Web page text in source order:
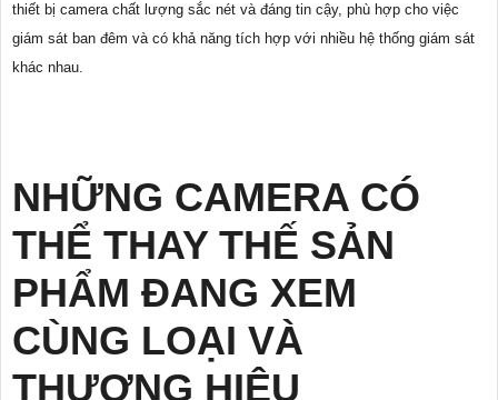
thiết bị camera chất lượng sắc nét và đáng tin cậy, phù hợp cho việc
giám sát ban đêm và có khả năng tích hợp với nhiều hệ thống giám sát
khác nhau.
NHỮNG CAMERA CÓ
THỂ THAY THẾ SẢN
PHẨM ĐANG XEM
CÙNG LOẠI VÀ
THƯƠNG HIỆU